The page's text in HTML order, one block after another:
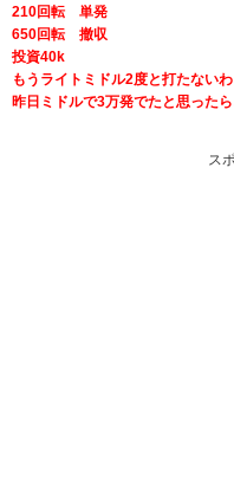
210回転 単発
650回転 撤収
投資40k
もうライトミドル2度と打たないわ
昨日ミドルで3万発でたと思った
ス